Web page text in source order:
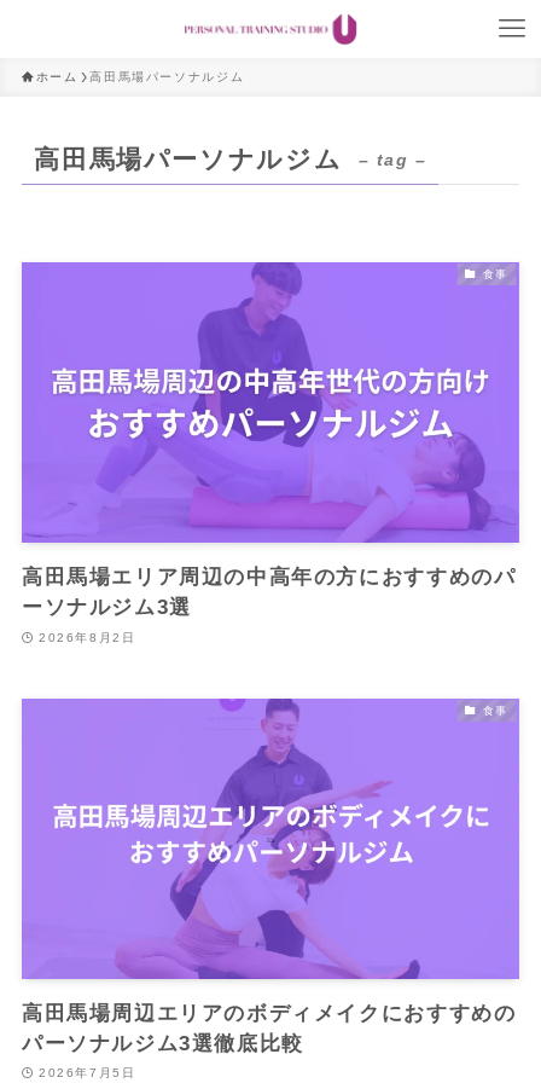
ホーム 高田馬場パーソナルジム
高田馬場パーソナルジム – tag –
食事
高田馬場エリア周辺の中高年の方におすすめのパ
ーソナルジム3選
2026年8月2日
食事
高田馬場周辺エリアのボディメイクにおすすめの
パーソナルジム3選徹底比較
2026年7月5日